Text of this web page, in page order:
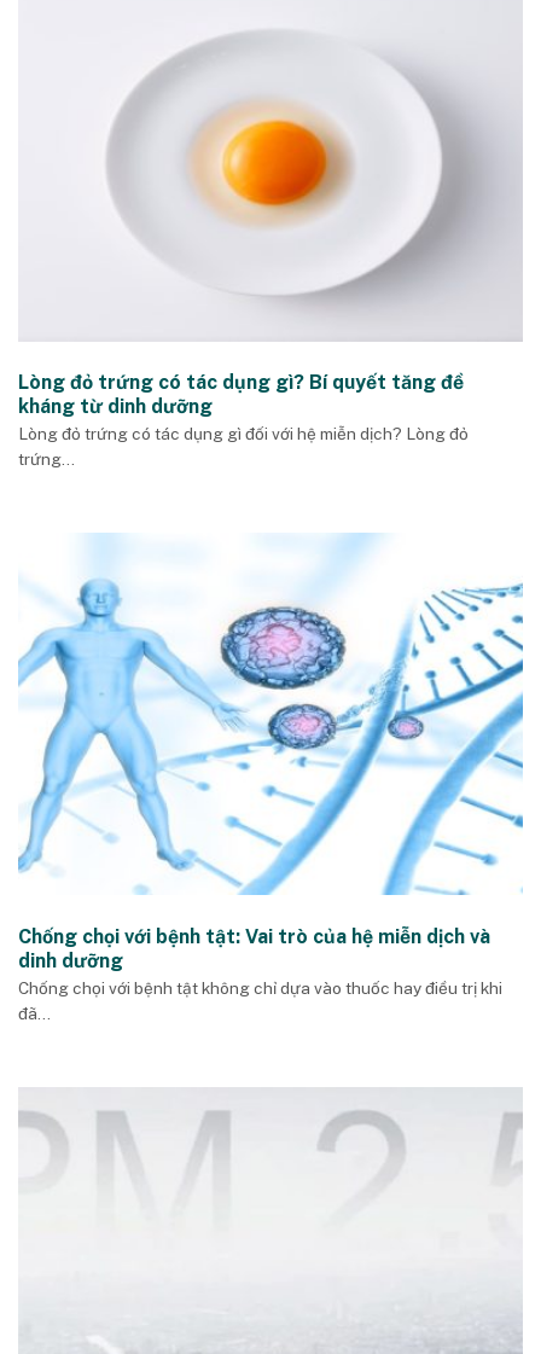
Lòng đỏ trứng có tác dụng gì? Bí quyết tăng đề
kháng từ dinh dưỡng
Lòng đỏ trứng có tác dụng gì đối với hệ miễn dịch? Lòng đỏ
trứng...
Chống chọi với bệnh tật: Vai trò của hệ miễn dịch và
dinh dưỡng
Chống chọi với bệnh tật không chỉ dựa vào thuốc hay điều trị khi
đã...